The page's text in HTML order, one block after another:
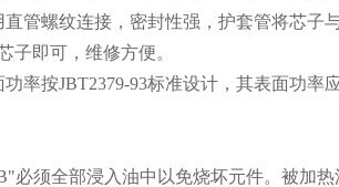
管螺纹连接，密封性强，护套管将芯
子即可，维修方便。
率按JBT2379-93标准设计，其表面功率应
必须全部浸入油中以免烧坏元件。被加热